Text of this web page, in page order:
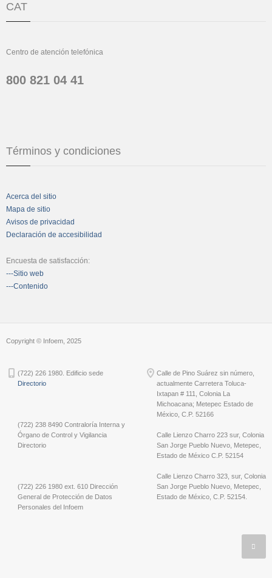
CAT
Centro de atención telefónica
800 821 04 41
Términos y condiciones
Acerca del sitio
Mapa de sitio
Avisos de privacidad
Declaración de accesibilidad
Encuesta de satisfacción:
---Sitio web
---Contenido
Copyright © Infoem, 2025
(722) 226 1980. Edificio sede
Directorio
(722) 238 8490 Contraloría Interna y
Órgano de Control y Vigilancia
Directorio
(722) 226 1980 ext. 610 Dirección
General de Protección de Datos
Personales del Infoem
Calle de Pino Suárez sin número,
actualmente Carretera Toluca-
Ixtapan # 111, Colonia La
Michoacana; Metepec Estado de
México, C.P. 52166
Calle Lienzo Charro 223 sur, Colonia
San Jorge Pueblo Nuevo, Metepec,
Estado de México C.P. 52154
Calle Lienzo Charro 323, sur, Colonia
San Jorge Pueblo Nuevo, Metepec,
Estado de México, C.P. 52154.